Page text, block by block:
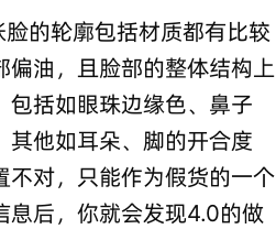
的轮廓包括材质都有比较
偏油，且脸部的整体结构上
包括如眼珠边缘色、鼻子
其他如耳朵、脚的开合度
不对，只能作为假货的一个
息后，你就会发现4.0的做